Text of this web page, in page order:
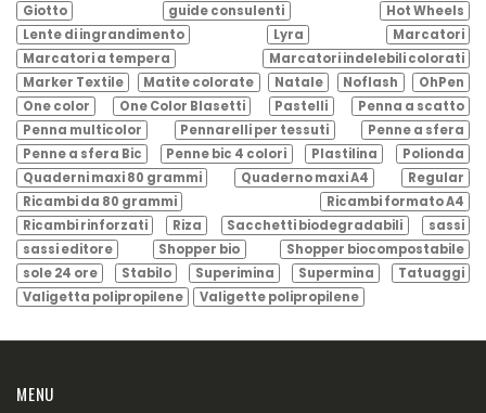
Giotto
guide consulenti
Hot Wheels
Lente di ingrandimento
Lyra
Marcatori
Marcatori a tempera
Marcatori indelebili colorati
Marker Textile
Matite colorate Natale Noflash
OhPen
One color
One Color Blasetti Pastelli
Penna a scatto
Penna multicolor
Pennarelli per tessuti
Penne a sfera
Penne a sfera Bic
Penne bic 4 colori Plastilina
Polionda
Quaderni maxi 80 grammi
Quaderno maxi A4
Regular
Ricambi da 80 grammi
Ricambi formato A4
Ricambi rinforzati
Riza Sacchetti biodegradabili
sassi
sassi editore
Shopper bio
Shopper biocompostabile
sole 24 ore
Stabilo Superimina Supermina
Tatuaggi
Valigetta polipropilene
Valigette polipropilene
MENU